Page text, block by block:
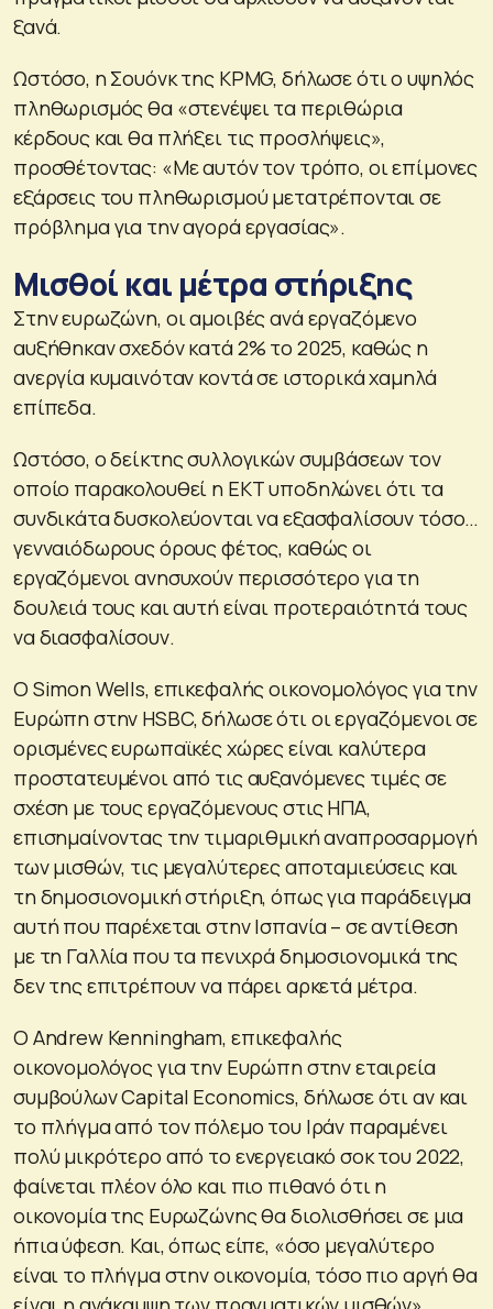
ξανά.
Ωστόσο, η Σουόνκ της KPMG, δήλωσε ότι ο υψηλός
πληθωρισμός θα «στενέψει τα περιθώρια
κέρδους και θα πλήξει τις προσλήψεις»,
προσθέτοντας: «Με αυτόν τον τρόπο, οι επίμονες
εξάρσεις του πληθωρισμού μετατρέπονται σε
πρόβλημα για την αγορά εργασίας».
Μισθοί και μέτρα στήριξης
Στην ευρωζώνη, οι αμοιβές ανά εργαζόμενο
αυξήθηκαν σχεδόν κατά 2% το 2025, καθώς η
ανεργία κυμαινόταν κοντά σε ιστορικά χαμηλά
επίπεδα.
Ωστόσο, ο δείκτης συλλογικών συμβάσεων τον
οποίο παρακολουθεί η ΕΚΤ υποδηλώνει ότι τα
συνδικάτα δυσκολεύονται να εξασφαλίσουν τόσο…
γενναιόδωρους όρους φέτος, καθώς οι
εργαζόμενοι ανησυχούν περισσότερο για τη
δουλειά τους και αυτή είναι προτεραιότητά τους
να διασφαλίσουν.
Ο Simon Wells, επικεφαλής οικονομολόγος για την
Ευρώπη στην HSBC, δήλωσε ότι οι εργαζόμενοι σε
ορισμένες ευρωπαϊκές χώρες είναι καλύτερα
προστατευμένοι από τις αυξανόμενες τιμές σε
σχέση με τους εργαζόμενους στις ΗΠΑ,
επισημαίνοντας την τιμαριθμική αναπροσαρμογή
των μισθών, τις μεγαλύτερες αποταμιεύσεις και
τη δημοσιονομική στήριξη, όπως για παράδειγμα
αυτή που παρέχεται στην Ισπανία – σε αντίθεση
με τη Γαλλία που τα πενιχρά δημοσιονομικά της
δεν της επιτρέπουν να πάρει αρκετά μέτρα.
Ο Andrew Kenningham, επικεφαλής
οικονομολόγος για την Ευρώπη στην εταιρεία
συμβούλων Capital Economics, δήλωσε ότι αν και
το πλήγμα από τον πόλεμο του Ιράν παραμένει
πολύ μικρότερο από το ενεργειακό σοκ του 2022,
φαίνεται πλέον όλο και πιο πιθανό ότι η
οικονομία της Ευρωζώνης θα διολισθήσει σε μια
ήπια ύφεση. Και, όπως είπε, «όσο μεγαλύτερο
είναι το πλήγμα στην οικονομία, τόσο πιο αργή θα